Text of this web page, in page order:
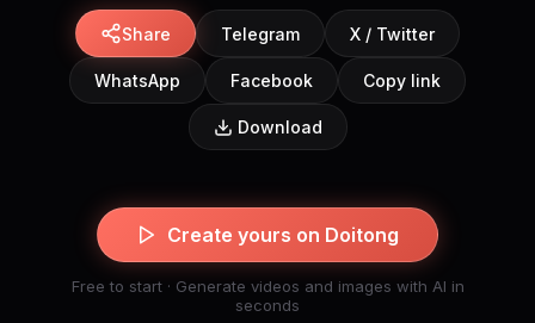
Share Telegram X / Twitter
WhatsApp Facebook Copy link
Download
Create yours on Doitong
Free to start · Generate videos and images with AI in
seconds